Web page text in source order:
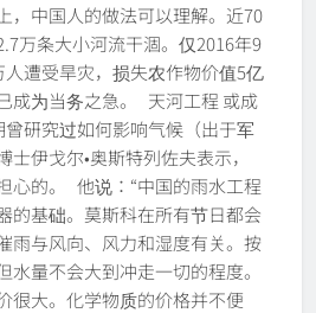
，中国人的做法可以理解。近70
万条大小河流干涸。仅2016年9
遭受旱灾，损失农作物价值5亿
成为当务之急。 天河工程 或成
研究过如何影响气候（出于军
伊戈尔•奥斯特列佐夫表示，
心的。 他说：“中国的雨水工程
的基础。莫斯科在所有节日都会
雨与风向、风力和湿度有关。按
量不会大到冲走一切的程度。
很大。化学物质的价格并不便